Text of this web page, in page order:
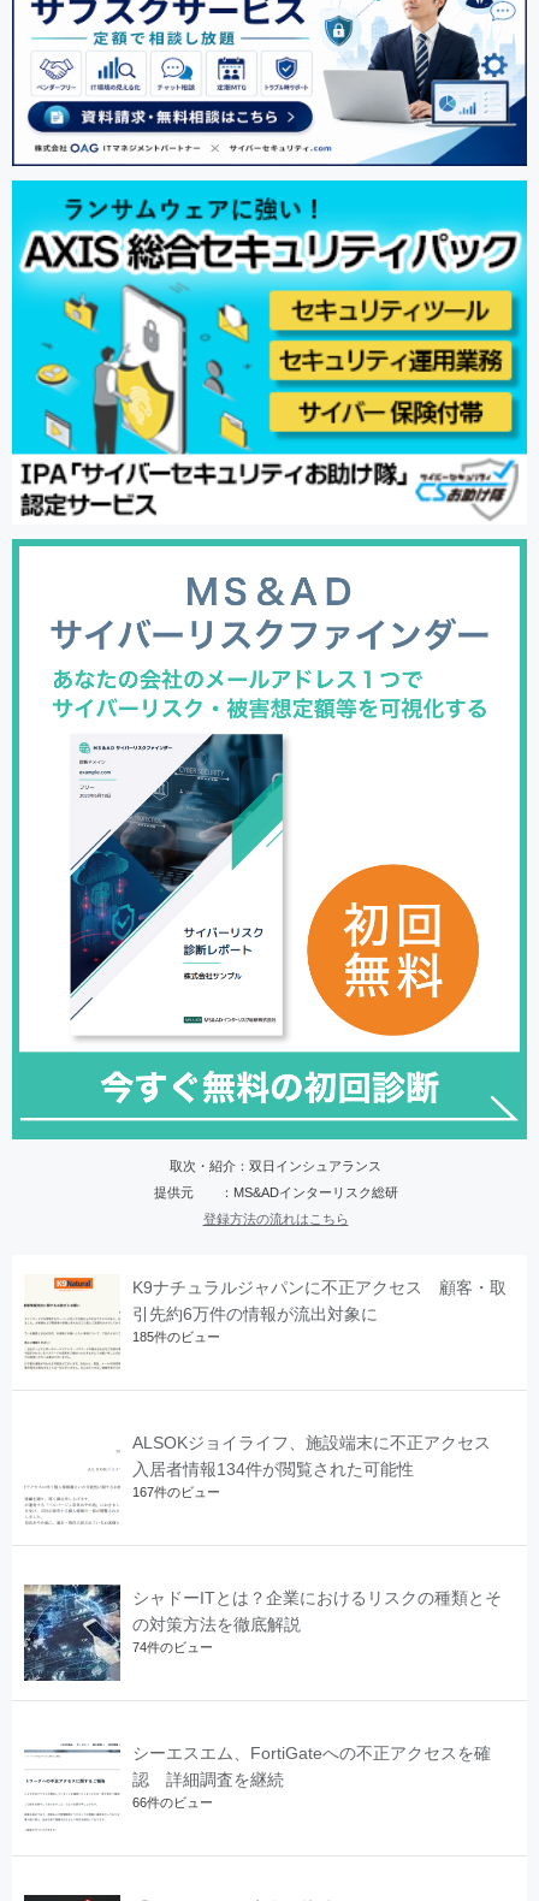
取次・紹介：双日インシュアランス
提供元 ：MS&ADインターリスク総研
登録方法の流れはこちら
K9ナチュラルジャパンに不正アクセス 顧客・取
引先約6万件の情報が流出対象に
185件のビュー
ALSOKジョイライフ、施設端末に不正アクセス
入居者情報134件が閲覧された可能性
167件のビュー
シャドーITとは？企業におけるリスクの種類とそ
の対策方法を徹底解説
74件のビュー
シーエスエム、FortiGateへの不正アクセスを確
認 詳細調査を継続
66件のビュー